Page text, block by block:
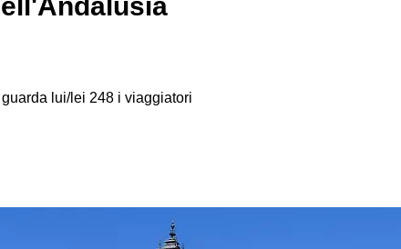
lui/lei 248 i viaggiatori